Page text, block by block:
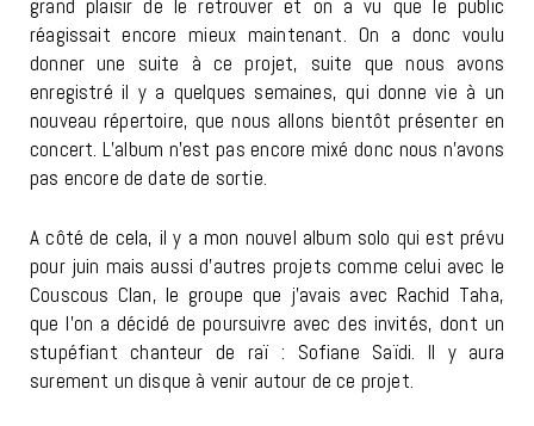
grand plaisir de le retrouver et on a vu que le public
réagissait encore mieux maintenant. On a donc voulu
donner une suite à ce projet, suite que nous avons
enregistré il y a quelques semaines, qui donne vie à un
nouveau répertoire, que nous allons bientôt présenter en
concert. L’album n’est pas encore mixé donc nous n’avons
pas encore de date de sortie.
A côté de cela, il y a mon nouvel album solo qui est prévu
pour juin mais aussi d’autres projets comme celui avec le
Couscous Clan, le groupe que j’avais avec Rachid Taha,
que l’on a décidé de poursuivre avec des invités, dont un
stupéfiant chanteur de raï : Sofiane Saïdi. Il y aura
surement un disque à venir autour de ce projet.